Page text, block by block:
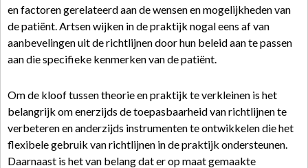
en factoren gerelateerd aan de wensen en mogelijkheden van
de patiënt. Artsen wijken in de praktijk nogal eens af van
aanbevelingen uit de richtlijnen door hun beleid aan te passen
aan die specifieke kenmerken van de patiënt.
Om de kloof tussen theorie en praktijk te verkleinen is het
belangrijk om enerzijds de toepasbaarheid van richtlijnen te
verbeteren en anderzijds instrumenten te ontwikkelen die het
flexibele gebruik van richtlijnen in de praktijk ondersteunen.
Daarnaast is het van belang dat er op maat gemaakte